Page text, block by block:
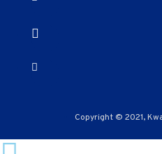
Copyright © 2021,